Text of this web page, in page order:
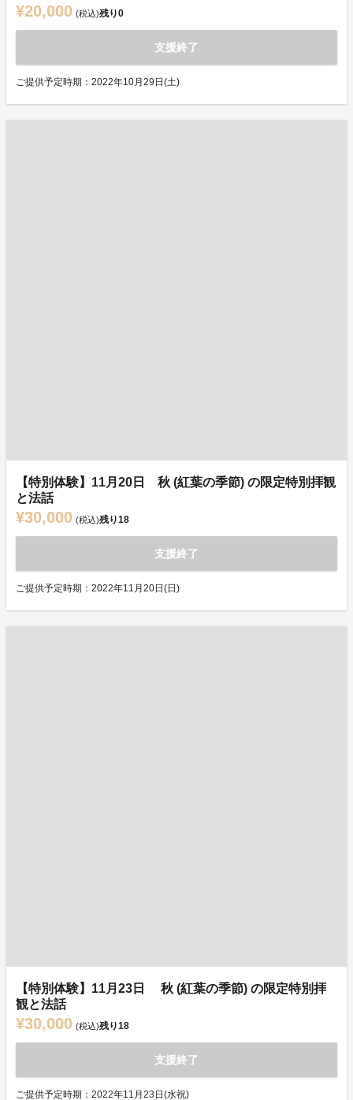
¥20,000 (税込)残り0
支援終了
ご提供予定時期：2022年10月29日(土)
【特別体験】11月20日 秋 (紅葉の季節) の限定特別拝観
と法話
¥30,000 (税込)残り18
支援終了
ご提供予定時期：2022年11月20日(日)
【特別体験】11月23日 秋 (紅葉の季節) の限定特別拝
観と法話
¥30,000 (税込)残り18
支援終了
ご提供予定時期：2022年11月23日(水祝)